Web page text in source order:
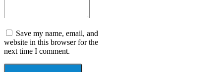
Save my name, email, and
website in this browser for the
next time I comment.